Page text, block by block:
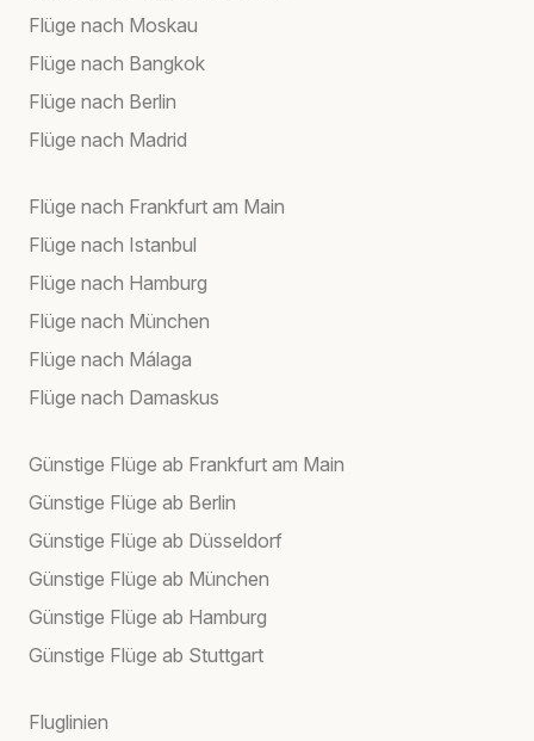
Flüge nach Moskau
Flüge nach Bangkok
Flüge nach Berlin
Flüge nach Madrid
Flüge nach Frankfurt am Main
Flüge nach Istanbul
Flüge nach Hamburg
Flüge nach München
Flüge nach Málaga
Flüge nach Damaskus
Günstige Flüge ab Frankfurt am Main
Günstige Flüge ab Berlin
Günstige Flüge ab Düsseldorf
Günstige Flüge ab München
Günstige Flüge ab Hamburg
Günstige Flüge ab Stuttgart
Fluglinien